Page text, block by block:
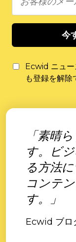
今
Ecwid ニュー
も登録を解除
「素晴
す。ビ
る方法
コンテ
す。」
Ecwid ブロ